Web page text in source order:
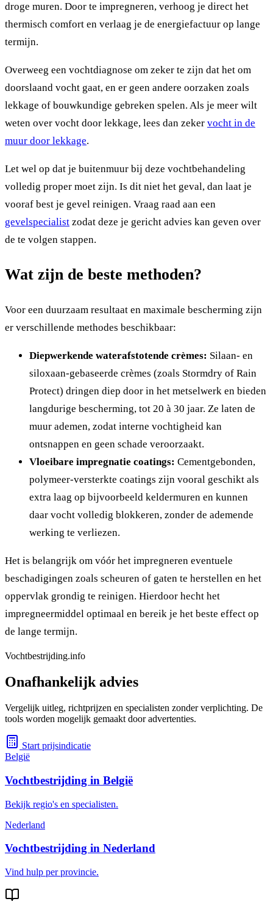
droge muren. Door te impregneren, verhoog je direct het
thermisch comfort en verlaag je de energiefactuur op lange
termijn.
Overweeg een vochtdiagnose om zeker te zijn dat het om
doorslaand vocht gaat, en er geen andere oorzaken zoals
lekkage of bouwkundige gebreken spelen. Als je meer wilt
weten over vocht door lekkage, lees dan zeker vocht in de
muur door lekkage.
Let wel op dat je buitenmuur bij deze vochtbehandeling
volledig proper moet zijn. Is dit niet het geval, dan laat je
vooraf best je gevel reinigen. Vraag raad aan een
gevelspecialist zodat deze je gericht advies kan geven over
de te volgen stappen.
Wat zijn de beste methoden?
Voor een duurzaam resultaat en maximale bescherming zijn
er verschillende methodes beschikbaar:
Diepwerkende waterafstotende crèmes: Silaan- en
siloxaan-gebaseerde crèmes (zoals Stormdry of Rain
Protect) dringen diep door in het metselwerk en bieden
langdurige bescherming, tot 20 à 30 jaar. Ze laten de
muur ademen, zodat interne vochtigheid kan
ontsnappen en geen schade veroorzaakt.
Vloeibare impregnatie coatings: Cementgebonden,
polymeer-versterkte coatings zijn vooral geschikt als
extra laag op bijvoorbeeld keldermuren en kunnen
daar vocht volledig blokkeren, zonder de ademende
werking te verliezen.
Het is belangrijk om vóór het impregneren eventuele
beschadigingen zoals scheuren of gaten te herstellen en het
oppervlak grondig te reinigen. Hierdoor hecht het
impregneermiddel optimaal en bereik je het beste effect op
de lange termijn.
Vochtbestrijding.info
Onafhankelijk advies
Vergelijk uitleg, richtprijzen en specialisten zonder verplichting. De
tools worden mogelijk gemaakt door advertenties.
Start prijsindicatie
België
Vochtbestrijding in België
Bekijk regio's en specialisten.
Nederland
Vochtbestrijding in Nederland
Vind hulp per provincie.